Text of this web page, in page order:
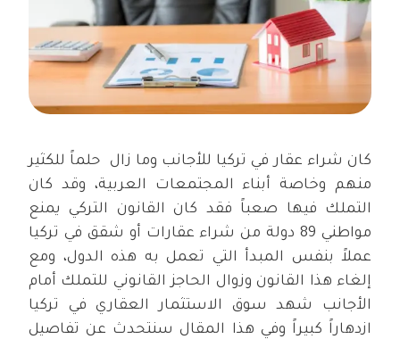
كان شراء عقار في تركيا للأجانب وما زال حلماً للكثير
منهم وخاصة أبناء المجتمعات العربية، وقد كان
التملك فيها صعباً فقد كان القانون التركي يمنع
مواطني 89 دولة من شراء عقارات أو شقق في تركيا
عملاً بنفس المبدأ التي تعمل به هذه الدول، ومع
إلغاء هذا القانون وزوال الحاجز القانوني للتملك أمام
الأجانب شهد سوق الاستثمار العقاري في تركيا
ازدهاراً كبيراً وفي هذا المقال سنتحدث عن تفاصيل